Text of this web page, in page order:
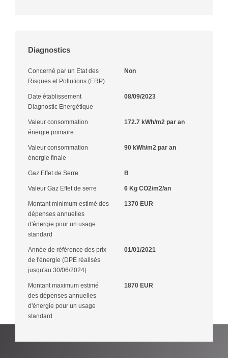
Diagnostics
Concerné par un Etat des
Risques et Pollutions (ERP)
Non
Date établissement
Diagnostic Energétique
08/09/2023
Valeur consommation
énergie primaire
172.7 kWh/m2 par an
Valeur consommation
énergie finale
90 kWh/m2 par an
Gaz Effet de Serre B
Valeur Gaz Effet de serre 6 Kg CO2/m2/an
Montant minimum estimé des
dépenses annuelles
d'énergie pour un usage
standard
1370 EUR
Année de référence des prix
de l'énergie (DPE réalisés
jusqu'au 30/06/2024)
01/01/2021
Montant maximum estimé
des dépenses annuelles
d'énergie pour un usage
standard
1870 EUR